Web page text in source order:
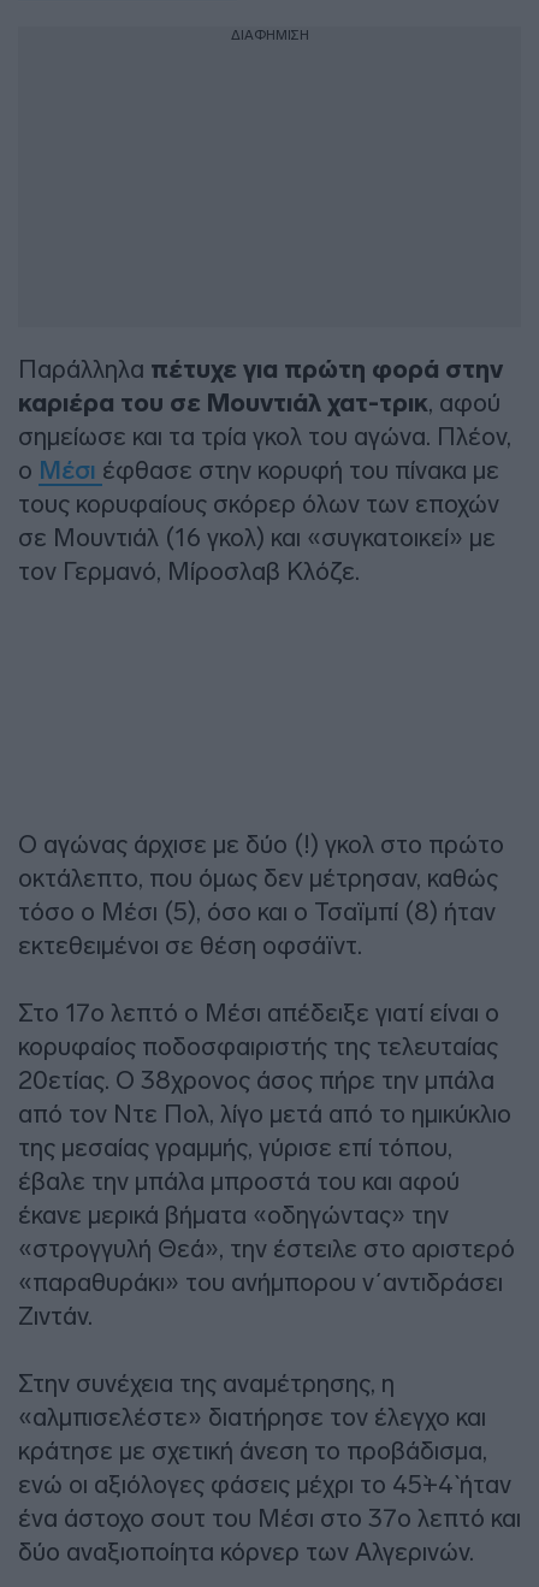
ΔΙΑΦΗΜΙΣΗ
Παράλληλα πέτυχε για πρώτη φορά στην
καριέρα του σε Μουντιάλ χατ-τρικ, αφού
σημείωσε και τα τρία γκολ του αγώνα. Πλέον,
ο Μέσι έφθασε στην κορυφή του πίνακα με
τους κορυφαίους σκόρερ όλων των εποχών
σε Μουντιάλ (16 γκολ) και «συγκατοικεί» με
τον Γερμανό, Μίροσλαβ Κλόζε.
Ο αγώνας άρχισε με δύο (!) γκολ στο πρώτο
οκτάλεπτο, που όμως δεν μέτρησαν, καθώς
τόσο ο Μέσι (5`), όσο και ο Τσαϊμπί (8`) ήταν
εκτεθειμένοι σε θέση οφσάϊντ.
Στο 17ο λεπτό ο Μέσι απέδειξε γιατί είναι ο
κορυφαίος ποδοσφαιριστής της τελευταίας
20ετίας. Ο 38χρονος άσος πήρε την μπάλα
από τον Ντε Πολ, λίγο μετά από το ημικύκλιο
της μεσαίας γραμμής, γύρισε επί τόπου,
έβαλε την μπάλα μπροστά του και αφού
έκανε μερικά βήματα «οδηγώντας» την
«στρογγυλή Θεά», την έστειλε στο αριστερό
«παραθυράκι» του ανήμπορου ν΄αντιδράσει
Ζιντάν.
Στην συνέχεια της αναμέτρησης, η
«αλμπισελέστε» διατήρησε τον έλεγχο και
κράτησε με σχετική άνεση το προβάδισμα,
ενώ οι αξιόλογες φάσεις μέχρι το 45`+4` ήταν
ένα άστοχο σουτ του Μέσι στο 37ο λεπτό και
δύο αναξιοποίητα κόρνερ των Αλγερινών.